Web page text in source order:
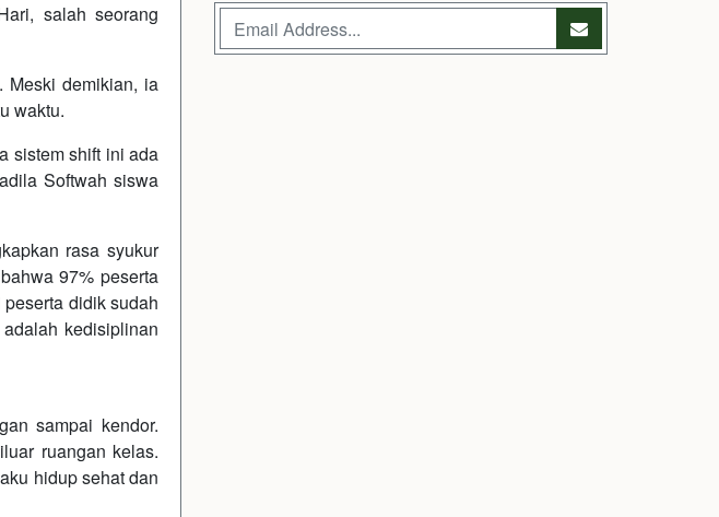
salah seorang
Meski demikian, ia
waktu.
sistem shift ini ada
Softwah siswa
rasa syukur
97% peserta
didik sudah
kedisiplinan
sampai kendor.
ruangan kelas.
hidup sehat dan